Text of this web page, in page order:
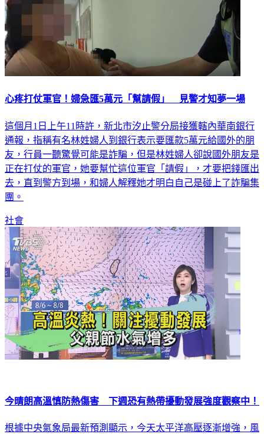
心疼打仗軍官！婦急匯5萬元「幫請假」 見警才知夢一場
這個月1日上午11時許，新北市汐止警分局接獲轄內華南銀行
通報，指稱有名林姓婦人到銀行表示要匯款5萬元給國外的朋
友，行員一聽驚覺可能是詐騙，但是林姓婦人卻說國外朋友是
正在打仗的軍官，她要幫忙這位軍官「請假」，才要把錢匯出
去，直到警方到場，和婦人解釋她才明白自己是碰上了詐騙集
團。
社會
今晴朗高溫慎防熱傷害 下週恐有熱帶擾動發展強度觀察中！
根據中央氣象局最新預測顯示，今天太平洋高壓逐漸增強，風